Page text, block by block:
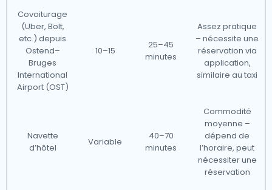
Covoiturage
(Uber, Bolt,
etc.) depuis
Ostend–
Bruges
International
Airport (OST)
10–15
25–45
minutes
Assez pratique
– nécessite une
réservation via
application,
similaire au taxi
Navette
d’hôtel
Variable
40–70
minutes
Commodité
moyenne –
dépend de
l’horaire, peut
nécessiter une
réservation